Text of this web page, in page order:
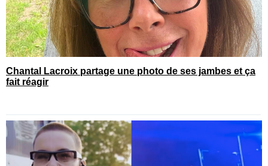
Chantal Lacroix partage une photo de ses jambes et ça
fait réagir